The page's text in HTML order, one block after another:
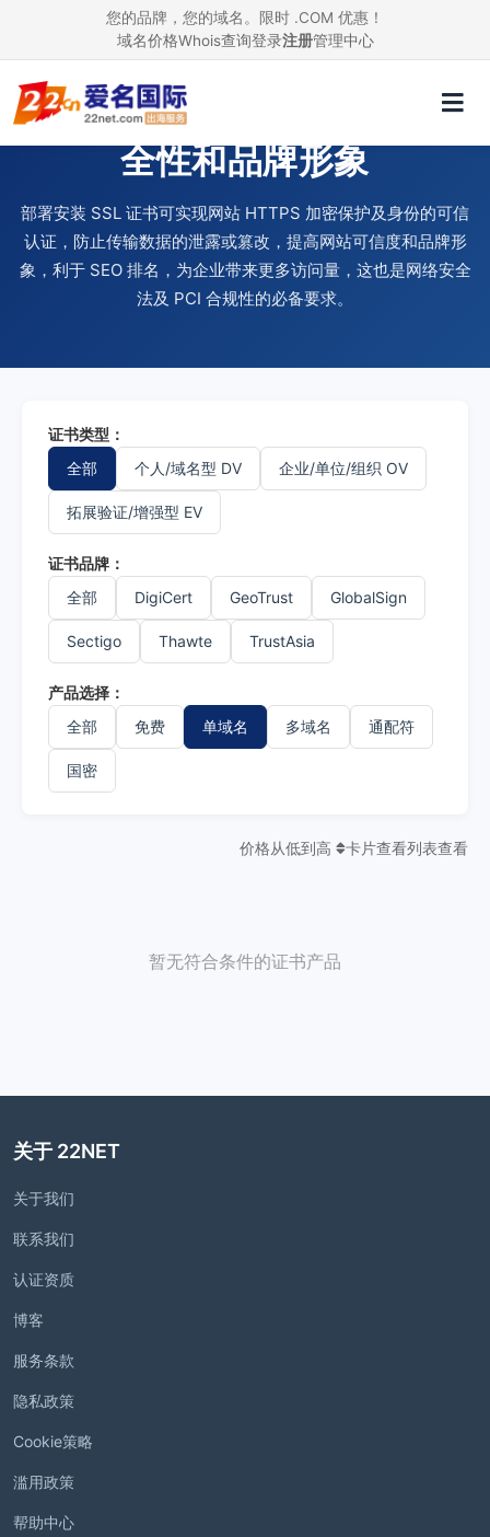
您的品牌，您的域名。限时 .COM 优惠！
域名价格Whois查询登录注册管理中心
使用 SSL 证书，提升网站安
全性和品牌形象
部署安装 SSL 证书可实现网站 HTTPS 加密保护及身份的可信
认证，防止传输数据的泄露或篡改，提高网站可信度和品牌形
象，利于 SEO 排名，为企业带来更多访问量，这也是网络安全
法及 PCI 合规性的必备要求。
证书类型：
全部
个人/域名型 DV 企业/单位/组织 OV
拓展验证/增强型 EV
证书品牌：
全部
DigiCert GeoTrust GlobalSign
Sectigo Thawte TrustAsia
产品选择：
全部
免费 单域名 多域名 通配符
国密
价格从低到高 卡片查看列表查看
暂无符合条件的证书产品
关于 22NET
关于我们
联系我们
认证资质
博客
服务条款
隐私政策
Cookie策略
滥用政策
帮助中心